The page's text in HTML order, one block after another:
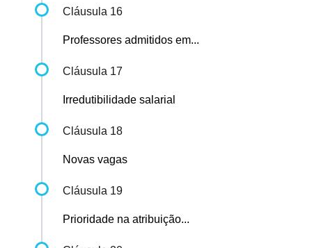
Cláusula 16
Professores admitidos em...
Cláusula 17
Irredutibilidade salarial
Cláusula 18
Novas vagas
Cláusula 19
Prioridade na atribuição...